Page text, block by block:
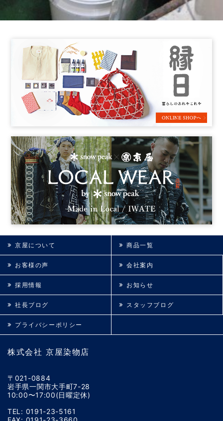
株式会社 京屋染物店
〒021-0884
岩手県一関市大手町7-28
10:00〜17:00(日曜定休)
TEL: 0191-23-5161
京屋について 商品一覧
お客様の声 会社案内
採用情報 お知らせ
社長ブログ スタッフブログ
プライバシーポリシー